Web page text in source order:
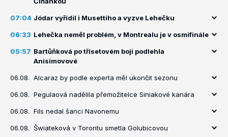
07:04 Jódar vyřídil i Musettiho a vyzve Lehečku
06:33 Lehečka neměl problém, v Montrealu je v osmifinále
05:57 Bartůňková po třísetovém boji podlehla
Anisimovové
06.08. Alcaraz by podle experta měl ukončit sezonu
06.08. Pegulaová nadělila přemožitelce Siniakové kanára
06.08. Fils nedal šanci Navonemu
06.08. Šwiateková v Torontu smetla Golubicovou